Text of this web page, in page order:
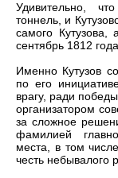
Удивительно,
тоннель, и
самого Кутузова,
сентябрь 1812
Именно Кутузов
по его
врагу, ради
организатором
за сложное
фамилией
места, в том
честь небывалого